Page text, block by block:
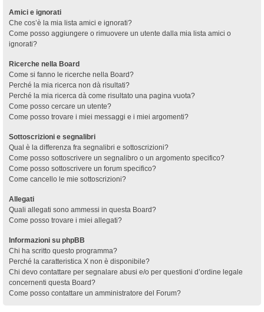
Amici e ignorati
Che cos’è la mia lista amici e ignorati?
Come posso aggiungere o rimuovere un utente dalla mia lista amici o
ignorati?
Ricerche nella Board
Come si fanno le ricerche nella Board?
Perché la mia ricerca non dà risultati?
Perché la mia ricerca dà come risultato una pagina vuota?
Come posso cercare un utente?
Come posso trovare i miei messaggi e i miei argomenti?
Sottoscrizioni e segnalibri
Qual è la differenza fra segnalibri e sottoscrizioni?
Come posso sottoscrivere un segnalibro o un argomento specifico?
Come posso sottoscrivere un forum specifico?
Come cancello le mie sottoscrizioni?
Allegati
Quali allegati sono ammessi in questa Board?
Come posso trovare i miei allegati?
Informazioni su phpBB
Chi ha scritto questo programma?
Perché la caratteristica X non è disponibile?
Chi devo contattare per segnalare abusi e/o per questioni d’ordine legale
concernenti questa Board?
Come posso contattare un amministratore del Forum?